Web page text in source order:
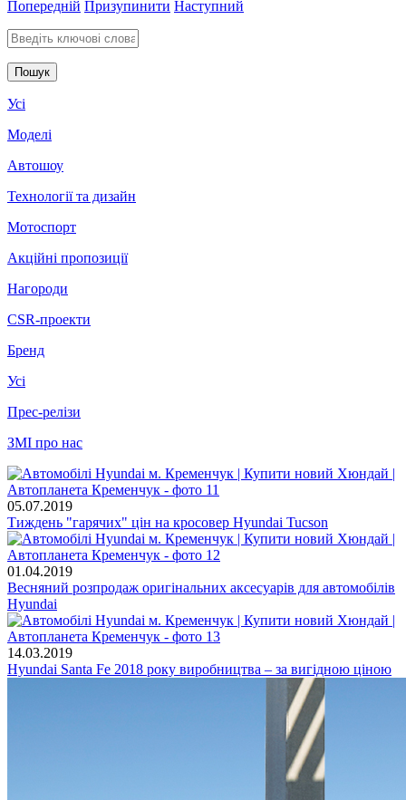
Попередній Призупинити Наступний
Введіть ключові слова для пошуку
Усі
Моделі
Автошоу
Технології та дизайн
Мотоспорт
Акційні пропозиції
Нагороди
CSR-проекти
Бренд
Усі
Прес-релізи
ЗМІ про нас
05.07.2019
Тиждень "гарячих" цін на кросовер Hyundai Tucson
01.04.2019
Весняний розпродаж оригінальних аксесуарів для автомобілів
Hyundai
14.03.2019
Hyundai Santa Fe 2018 року виробництва – за вигідною ціною